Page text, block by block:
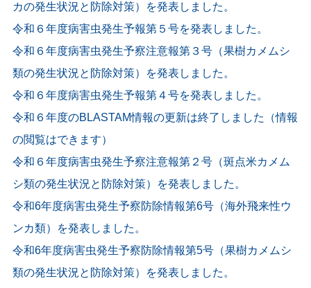
カの発生状況と防除対策）を発表しました。
令和６年度病害虫発生予報第５号を発表しました。
令和６年度病害虫発生予察注意報第３号（果樹カメムシ
類の発生状況と防除対策）を発表しました。
令和６年度病害虫発生予報第４号を発表しました。
令和６年度のBLASTAM情報の更新は終了しました（情報
の閲覧はできます）
令和６年度病害虫発生予察注意報第２号（斑点米カメム
シ類の発生状況と防除対策）を発表しました。
令和6年度病害虫発生予察防除情報第6号（海外飛来性ウ
ンカ類）を発表しました。
令和6年度病害虫発生予察防除情報第5号（果樹カメムシ
類の発生状況と防除対策）を発表しました。